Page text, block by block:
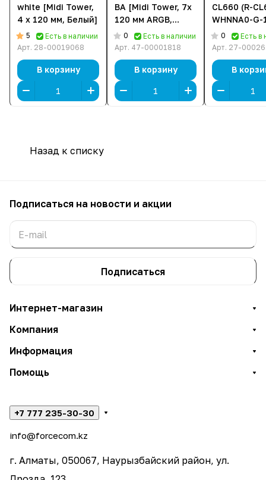
white [Midi Tower,
4 x 120 мм, Белый]
5
Есть в наличии
Арт. 28-00019068
В корзину
BA [Midi Tower, 7x
120 мм ARGB,
черный]
0
Есть в наличии
Арт. 47-00001818
В корзину
CL660 (R-
WHNNA0-G-
[Midi Tower,
120 мм
0
Есть в
Арт. 27-
В
Назад к списку
Подписаться на новости и акции
Подписаться
Интернет-магазин
Компания
Информация
Помощь
+7 777 235-30-30
info@forcecom.kz
г. Алматы, 050067, Наурызбайский район, ул.